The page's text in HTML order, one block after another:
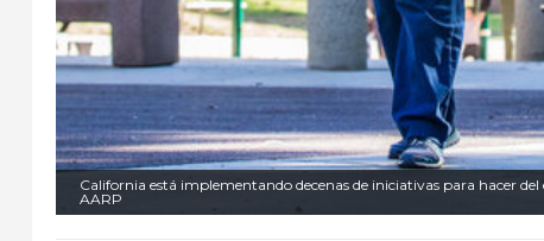
California está implementando decenas de iniciativas para hacer
AARP